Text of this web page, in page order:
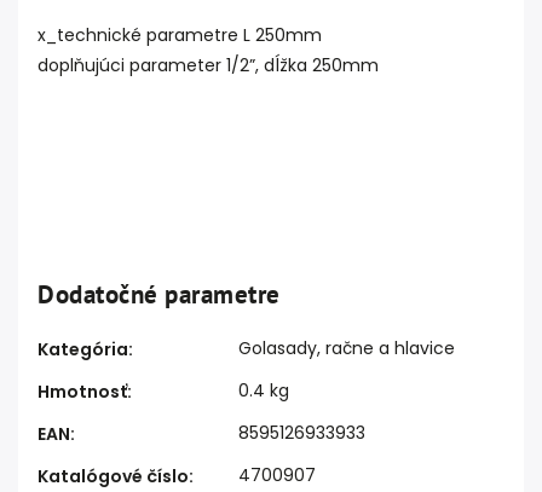
x_technické parametre L 250mm
doplňujúci parameter 1/2”, dĺžka 250mm
Dodatočné parametre
Kategória:
Golasady, račne a hlavice
Hmotnosť:
0.4 kg
EAN:
8595126933933
Katalógové číslo:
4700907